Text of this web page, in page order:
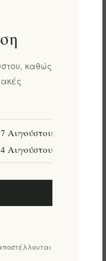
καθώς
7 Αυγούστου
Αυγούστου